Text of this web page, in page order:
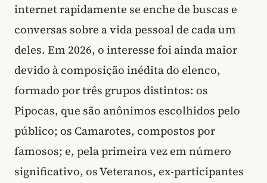
internet rapidamente se enche de buscas e
conversas sobre a vida pessoal de cada um
deles. Em 2026, o interesse foi ainda maior
devido à composição inédita do elenco,
formado por três grupos distintos: os
Pipocas, que são anônimos escolhidos pelo
público; os Camarotes, compostos por
famosos; e, pela primeira vez em número
significativo, os Veteranos, ex-participantes